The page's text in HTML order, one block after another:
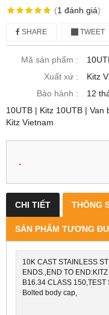
(1 đánh giá)
SHARE TWEET
Mã sản phẩm :
Xuất xứ :
Kitz
Bảo hành :
12
10UTB | Kitz 10UTB | Van
Kitz Vietnam
.
CHI TIẾT THÔNG
SẢN PHẨM TƯƠNG
10K CAST STAINLESS
ENDS.,END TO
B16.34 CLASS 150,TEST
Bolted body cap,